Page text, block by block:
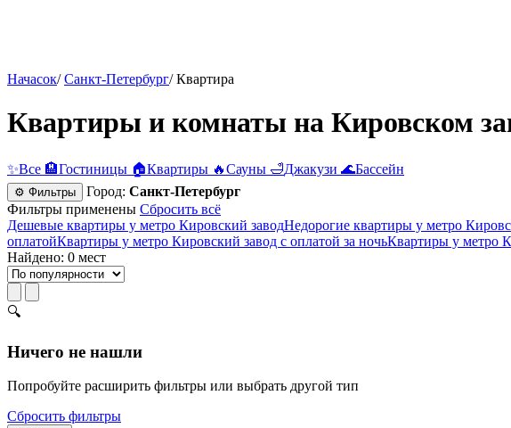
Начасок/ Санкт-Петербург/ Квартира
Квартиры и комнаты на Кировском
✨Все 🏨Гостиницы 🏠Квартиры 🔥Сауны 🛁Джакузи 🌊Бассейн
⚙ Фильтры Город: Санкт-Петербург
Фильтры применены Сбросить всё
Дешевые квартиры у метро Кировский заводНедорогие квартиры у метро
оплатойКвартиры у метро Кировский завод с оплатой за ночьКвартиры у метро
Найдено: 0 мест
🔍
Ничего не нашли
Попробуйте расширить фильтры или выбрать другой тип
Сбросить фильтры